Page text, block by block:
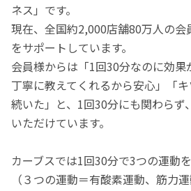
ネス」です。
現在、全国約2,000店舗80万人の会
をサポートしています。
会員様からは「1回30分なのに効
丁寧に教えてくれるから安心」「
続いた」と、1回30分にも関わらず
いただけています。
カーブスでは1回30分で3つの運動
（３つの運動＝有酸素運動、筋力